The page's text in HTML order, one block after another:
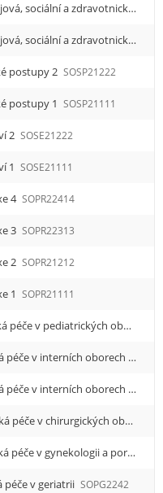
SOVP22312 Obecná, vývojová, sociální a zdravotnická psychologie 2
SOVP21121 Obecná, vývojová, sociální a zdravotnická psychologie 1
postupy 2 SOSP21222
postupy 1 SOSP21111
2 SOSE21222
1 SOSE21111
4 SOPR22414
3 SOPR22313
2 SOPR21212
1 SOPR21111
SOPP22411 Ošetřovatelská péče v pediatrických oborech 1
SOPI22422 Ošetřovatelská péče v interních oborech 2
SOPI22311 Ošetřovatelská péče v interních oborech 1
SOPCH2242 Ošetřovatelská péče v chirurgických oborech
SOPGP2232 Ošetřovatelská péče v gynekologii a porodnictví
péče v geriatrii SOPG2242